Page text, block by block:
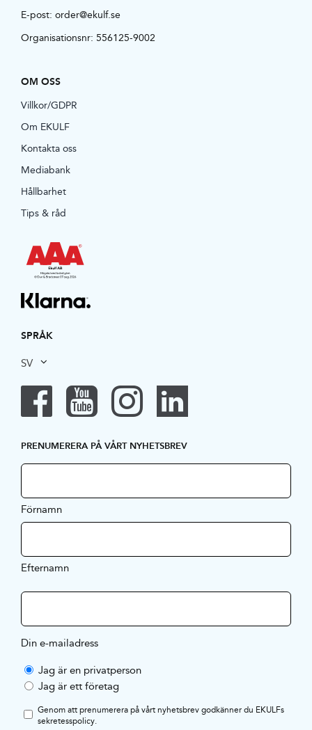
E-post: order@ekulf.se
Organisationsnr: 556125-9002
OM OSS
Villkor/GDPR
Om EKULF
Kontakta oss
Mediabank
Hållbarhet
Tips & råd
SPRÅK
SV
PRENUMERERA PÅ VÅRT NYHETSBREV
Förnamn
Efternamn
Din e-mailadress
Jag är en privatperson
Jag är ett företag
Genom att prenumerera på vårt nyhetsbrev godkänner du EKULFs
sekretesspolicy.